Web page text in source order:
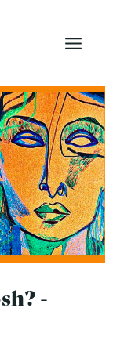
-